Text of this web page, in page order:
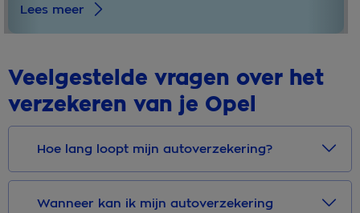
Lees meer
Veelgestelde vragen over het
verzekeren van je Opel
Hoe lang loopt mijn autoverzekering?
Wanneer kan ik mijn autoverzekering